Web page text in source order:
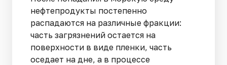
нефтепродукты постепенно
распадаются на различные фракции:
часть загрязнений остается на
поверхности в виде пленки, часть
оседает на дне, а в процессе